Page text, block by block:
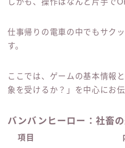
仕事帰りの電車の中でもサク
す。
ここでは、ゲームの基本情報
象を受けるか？」を中心にお
バンバンヒーロー：社畜
項目